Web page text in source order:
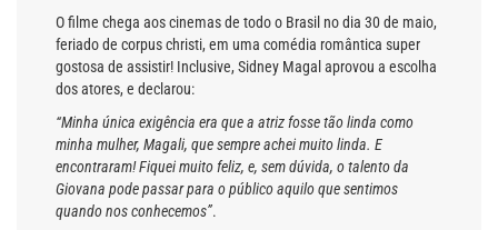
O filme chega aos cinemas de todo o Brasil no dia 30 de maio,
feriado de corpus christi, em uma comédia romântica super
gostosa de assistir! Inclusive, Sidney Magal aprovou a escolha
dos atores, e declarou:
“Minha única exigência era que a atriz fosse tão linda como
minha mulher, Magali, que sempre achei muito linda. E
encontraram! Fiquei muito feliz, e, sem dúvida, o talento da
Giovana pode passar para o público aquilo que sentimos
quando nos conhecemos”.